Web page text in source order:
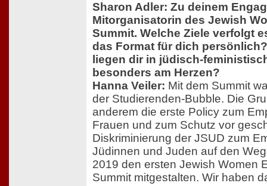
Sharon Adler: Zu deinem
Mitorganisatorin des Jewish
Summit. Welche Ziele verfolgt
das Format für dich
liegen dir in jüdisch-
besonders am Herzen?
Hanna Veiler: Mit dem Summit
der Studierenden-Bubble. Die
anderem die erste Policy zum
Frauen und zum Schutz vor
Diskriminierung der JSUD zum
Jüdinnen und Juden auf den
2019 den ersten Jewish Women
Summit mitgestalten. Wir haben